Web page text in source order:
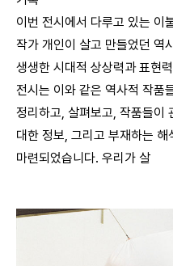
이번 전시에서 다루고 있는 이
작가 개인이 살고 만들었던 역
생생한 시대적 상상력과 표현
전시는 이와 같은 역사적 작품
정리하고, 살펴보고, 작품들이
대한 정보, 그리고 부재하는 해
마련되었습니다. 우리가 살